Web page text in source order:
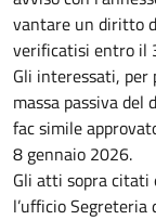
vantare un diritto
verificatisi entro il
Gli interessati, per
massa passiva
fac simile
8 gennaio 2026.
Gli atti sopra citati
l’ufficio Segreteria